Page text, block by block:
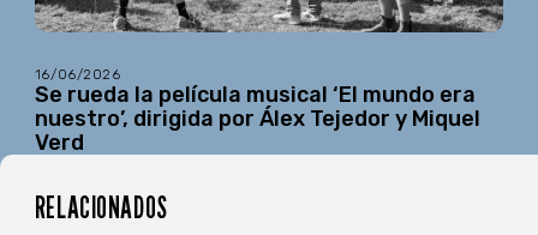
16/06/2026
Se rueda la película musical ‘El mundo era
nuestro’, dirigida por Álex Tejedor y Miquel
Verd
RELACIONADOS